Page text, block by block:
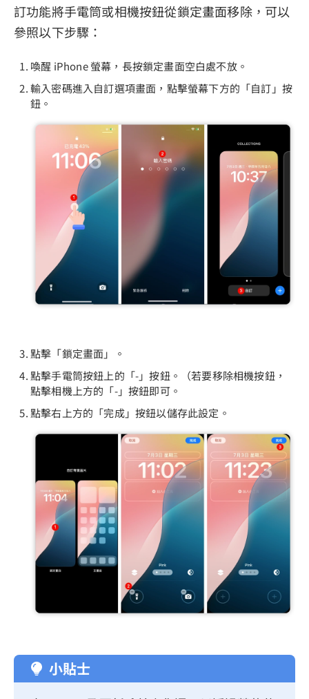
訂功能將手電筒或相機按鈕從鎖定畫面移除，可以
參照以下步驟：
喚醒 iPhone 螢幕，長按鎖定畫面空白處不放。
輸入密碼進入自訂選項畫面，點擊螢幕下方的「自訂」按
鈕。
點擊「鎖定畫面」。
點擊手電筒按鈕上的「-」按鈕。（若要移除相機按鈕，
點擊相機上方的「-」按鈕即可。
點擊右上方的「完成」按鈕以儲存此設定。
小貼士